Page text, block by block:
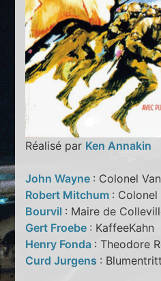
Réalisé par Ken Annakin
John Wayne : Colonel
Robert Mitchum : Colonel
Bourvil : Maire de
Gert Froebe : KaffeeKahn
Henry Fonda : Theodore
Curd Jurgens : Blumentritt